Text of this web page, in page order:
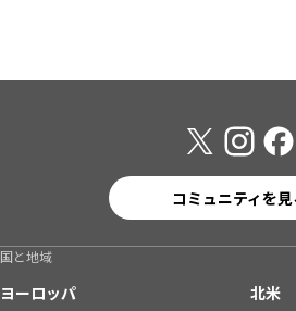
コミュニティを見
国と地域
ヨーロッパ
北米